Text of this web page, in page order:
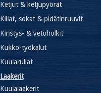
Ketjut & ketjupyörät
Kiilat, sokat & pidätinruuvit
Kiristys- & vetoholkit
Kukko-työkalut
Kuularullat
Laakerit
Kuulalaakerit